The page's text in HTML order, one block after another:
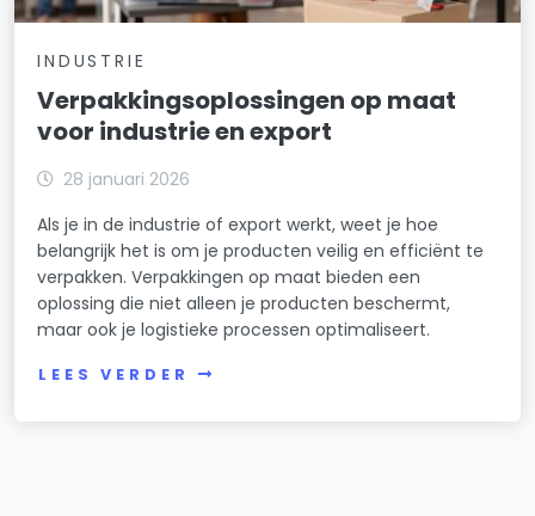
INDUSTRIE
Verpakkingsoplossingen op maat
voor industrie en export
28 januari 2026
Als je in de industrie of export werkt, weet je hoe
belangrijk het is om je producten veilig en efficiënt te
verpakken. Verpakkingen op maat bieden een
oplossing die niet alleen je producten beschermt,
maar ook je logistieke processen optimaliseert.
LEES VERDER